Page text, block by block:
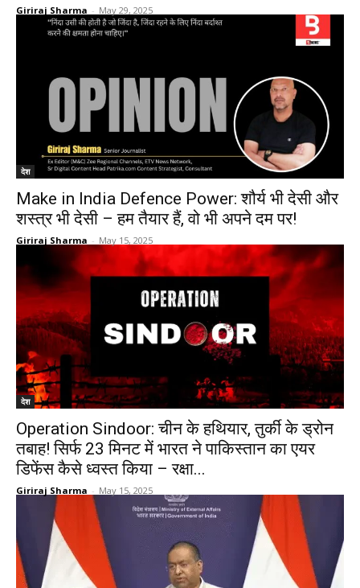
Giriraj Sharma - May 29, 2025
देश
Make in India Defence Power: शौर्य भी देसी और
शस्त्र भी देसी – हम तैयार हैं, वो भी अपने दम पर!
Giriraj Sharma - May 15, 2025
देश
Operation Sindoor: चीन के हथियार, तुर्की के ड्रोन
तबाह! सिर्फ 23 मिनट में भारत ने पाकिस्तान का एयर
डिफेंस कैसे ध्वस्त किया – रक्षा...
Giriraj Sharma - May 15, 2025